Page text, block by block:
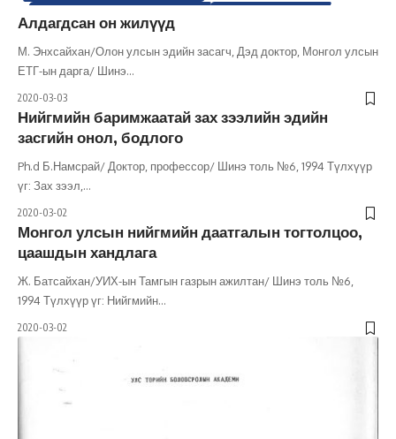
НИЙГЭМ
СОНГУУЛЬ УЛС ТӨР
ШИНЭ ТОЛЬ СЭТГҮҮЛ
ЭДИЙН ЗАСАГ
Алдагдсан он жилүүд
М. Энхсайхан/Олон улсын эдийн засагч, Дэд доктор, Монгол улсын
ЕТГ-ын дарга/ Шинэ…
2020-03-03
Нийгмийн баримжаатай зах зээлийн эдийн
засгийн онол, бодлого
Ph.d Б.Намсрай/ Доктор, профессор/ Шинэ толь №6, 1994 Түлхүүр
үг: Зах зээл, …
2020-03-02
Монгол улсын нийгмийн даатгалын тогтолцоо,
цаашдын хандлага
Ж. Батсайхан/УИХ-ын Тамгын газрын ажилтан/ Шинэ толь №6,
1994 Түлхүүр үг: Нийгмийн…
2020-03-02